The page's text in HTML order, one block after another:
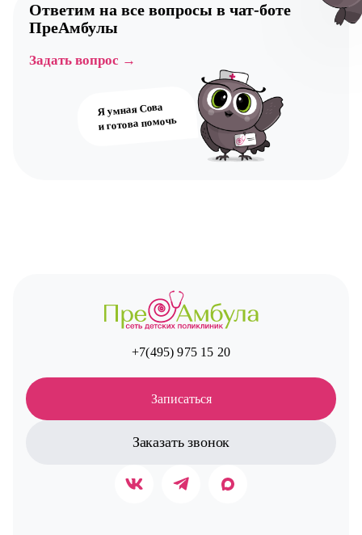
Ответим на все вопросы в чат-боте
ПреАмбулы
Задать вопрос →
Я умная Сова
и готова помочь
+7(495) 975 15 20
Записаться
Заказать звонок